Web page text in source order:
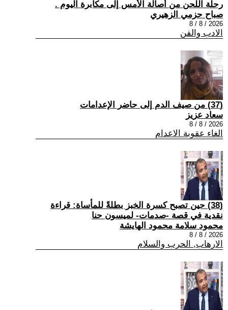
رحلة اللحن من أصالة الأمس إلى مكابرة اليوم .
صباح حزمي الزهيري
2026 / 8 / 8
الادب والفن
(37) من صيف الدم إلى حاضر الإعدامات
سعاد عزيز
2026 / 8 / 8
الغاء عقوبة الاعدام
(38) حين تصبح كسرة الخبز بطلةً للمأساة: قراءة
نقدية في قصة -صدمات- لميسون حنا
محمود سلامة محمود الهايشة
2026 / 8 / 8
الارهاب, الحرب والسلام